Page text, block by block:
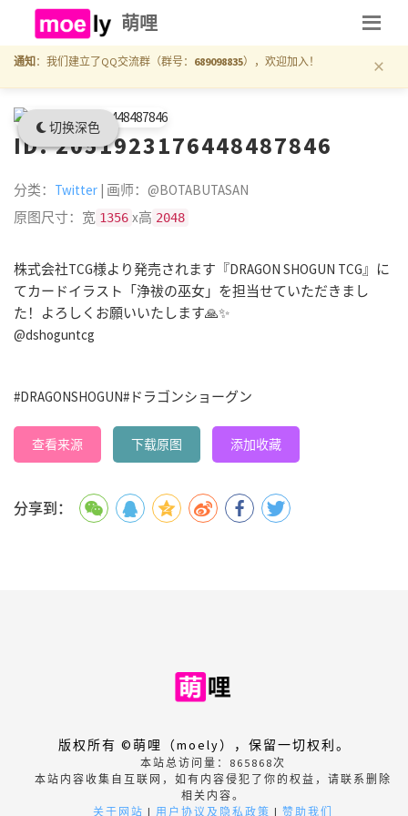
切换深色
萌哩
通知 ：我们建立了QQ交流群（群号： 689098835），欢迎加入！ ×
ID: 2051923176448487846
分类： Twitter | 画师：@BOTABUTASAN
原图尺寸：宽 1356 x高 2048
株式会社TCG様より発売されます『DRAGON SHOGUN TCG』に
てカードイラスト「浄祓の巫女」を担当せていただきまし
た！よろしくお願いいたします🙏✨
@dshoguntcg
#DRAGONSHOGUN#ドラゴンショーグン
查看来源 下载原图 添加收藏
分享到：
版权所有 ©萌哩（moely），保留一切权利。
本站总访问量： 865868次
本站内容收集自互联网，如有内容侵犯了你的权益，请联系删除
相关内容。
关于网站 | 用户协议及隐私政策 | 赞助我们